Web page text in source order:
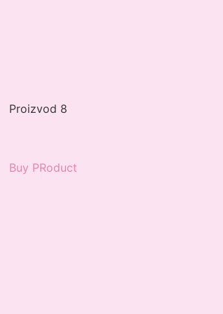
Proizvod 8
Buy PRoduct